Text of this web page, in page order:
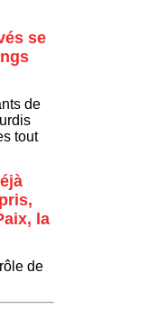
se
de
tout
la
de